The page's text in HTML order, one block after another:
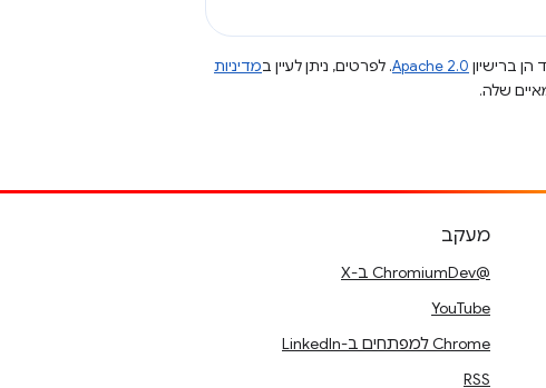
הן ברישיון Apache 2.0. לפרטים, ניתן לעיין במדיניות
מעקב
@ChromiumDev ב-X
YouTube
Chrome למפתחים ב-LinkedIn
RSS